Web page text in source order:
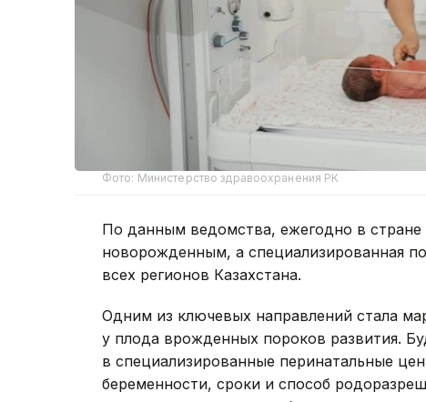
Фото: Министерство здравоохранения РК
По данным ведомства, ежегодно в
новорожденным, а специализированная
всех регионов Казахстана.
Одним из ключевых направлений стала
у плода врожденных пороков развития.
в специализированные перинатальные
беременности, сроки и способ